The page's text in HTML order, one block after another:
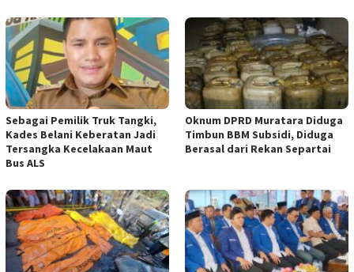
Sebagai Pemilik Truk Tangki,
Kades Belani Keberatan Jadi
Tersangka Kecelakaan Maut
Bus ALS
Oknum DPRD Muratara Diduga
Timbun BBM Subsidi, Diduga
Berasal dari Rekan Separtai